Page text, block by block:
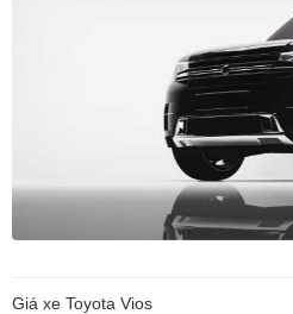
Giá xe Toyota Vios